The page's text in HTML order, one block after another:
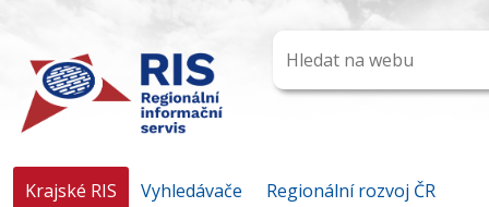
Krajské RIS Vyhledávače
Regionální rozvoj ČR